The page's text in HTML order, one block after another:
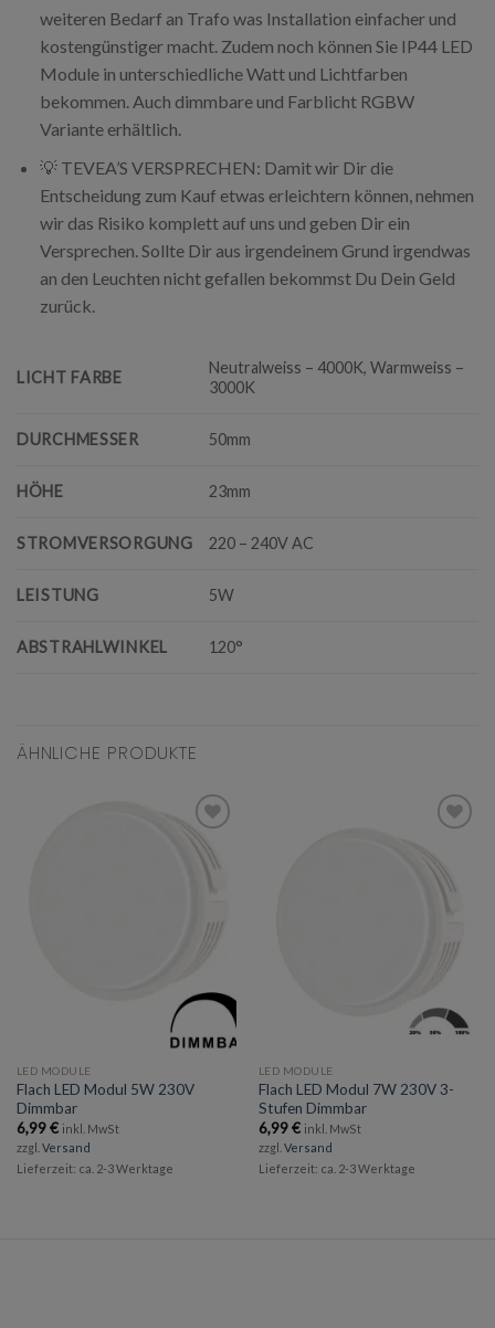
weiteren Bedarf an Trafo was Installation einfacher und
kostengünstiger macht. Zudem noch können Sie IP44 LED
Module in unterschiedliche Watt und Lichtfarben
bekommen. Auch dimmbare und Farblicht RGBW
Variante erhältlich.
💡 TEVEA’S VERSPRECHEN: Damit wir Dir die
Entscheidung zum Kauf etwas erleichtern können, nehmen
wir das Risiko komplett auf uns und geben Dir ein
Versprechen. Sollte Dir aus irgendeinem Grund irgendwas
an den Leuchten nicht gefallen bekommst Du Dein Geld
zurück.
LICHT FARBE
Neutralweiss – 4000K, Warmweiss –
3000K
DURCHMESSER 50mm
HÖHE 23mm
STROMVERSORGUNG 220 – 240V AC
LEISTUNG 5W
ABSTRAHLWINKEL 120°
ÄHNLICHE PRODUKTE
LED MODULE
Flach LED Modul 5W 230V
Dimmbar
6,99€ inkl. MwSt
zzgl. Versand
Lieferzeit: ca. 2-3 Werktage
Add to
wishlist
LED MODULE
Flach LED Modul 7W 230V 3-
Stufen Dimmbar
6,99€ inkl. MwSt
zzgl. Versand
Lieferzeit: ca. 2-3 Werktage